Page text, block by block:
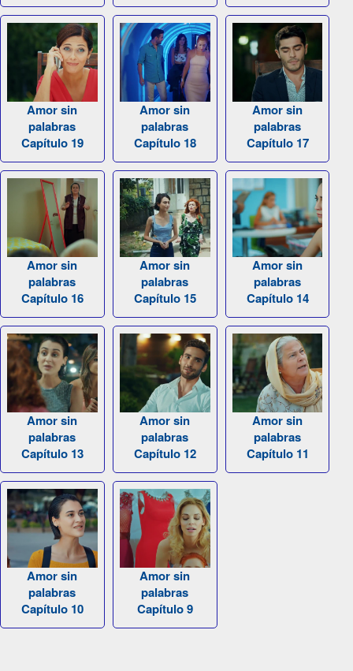
Amor sin
palabras
Capítulo 19
Amor sin
palabras
Capítulo 18
Amor sin
palabras
Capítulo 17
Amor sin
palabras
Capítulo 16
Amor sin
palabras
Capítulo 15
Amor sin
palabras
Capítulo 14
Amor sin
palabras
Capítulo 13
Amor sin
palabras
Capítulo 12
Amor sin
palabras
Capítulo 11
Amor sin
palabras
Capítulo 10
Amor sin
palabras
Capítulo 9